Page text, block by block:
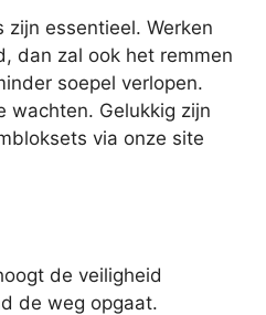
zijn essentieel. Werken
dan zal ook het remmen
soepel verlopen.
wachten. Gelukkig zijn
via onze site
de veiligheid
de weg opgaat.